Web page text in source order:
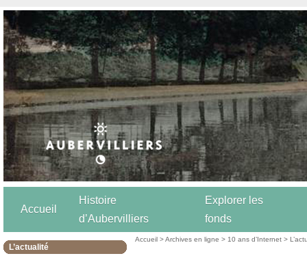
Accueil
Histoire
d’Aubervilliers
Explorer les
fonds
L’actualité
Accueil >Archives en ligne > 10 ans d’Internet >